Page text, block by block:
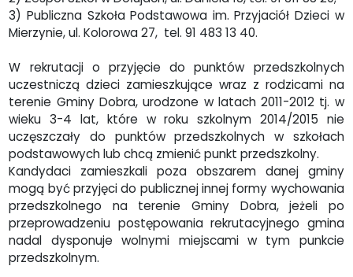
3) Publiczna Szkoła Podstawowa im. Przyjaciół Dzieci w
Mierzynie, ul. Kolorowa 27, tel. 91 483 13 40.
W rekrutacji o przyjęcie do punktów przedszkolnych
uczestniczą dzieci zamieszkujące wraz z rodzicami na
terenie Gminy Dobra, urodzone w latach 2011-2012 tj. w
wieku 3-4 lat, które w roku szkolnym 2014/2015 nie
uczęszczały do punktów przedszkolnych w szkołach
podstawowych lub chcą zmienić punkt przedszkolny.
Kandydaci zamieszkali poza obszarem danej gminy
mogą być przyjęci do publicznej innej formy wychowania
przedszkolnego na terenie Gminy Dobra, jeżeli po
przeprowadzeniu postępowania rekrutacyjnego gmina
nadal dysponuje wolnymi miejscami w tym punkcie
przedszkolnym.